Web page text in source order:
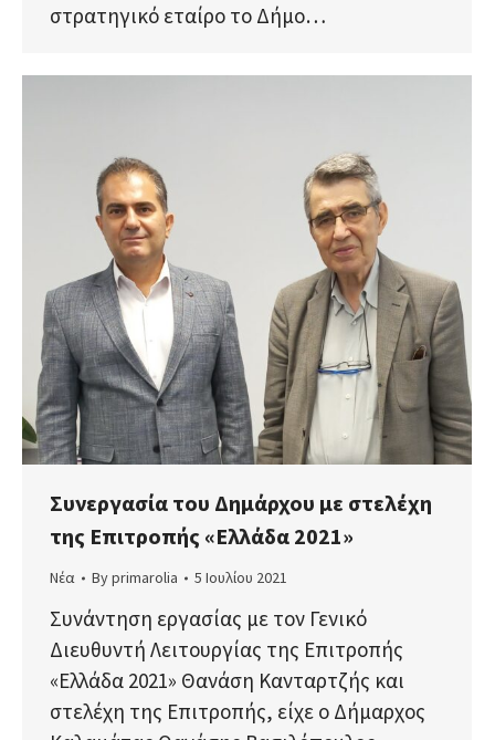
στρατηγικό εταίρο το Δήμο…
Συνεργασία του Δημάρχου με στελέχη
της Επιτροπής «Ελλάδα 2021»
Νέα Byprimarolia 5 Ιουλίου 2021
Συνάντηση εργασίας με τον Γενικό
Διευθυντή Λειτουργίας της Επιτροπής
«Ελλάδα 2021» Θανάση Κανταρτζής και
στελέχη της Επιτροπής, είχε ο Δήμαρχος